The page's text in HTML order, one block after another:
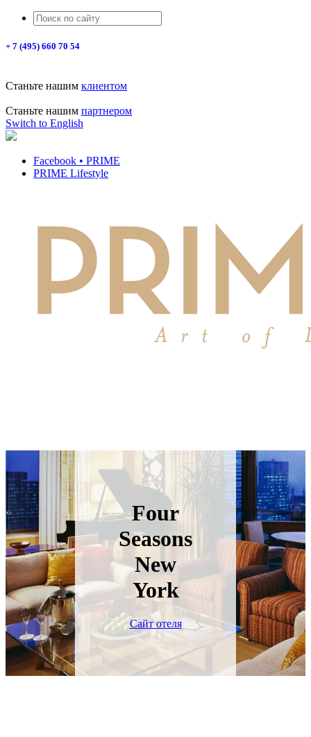
+ 7 (495) 660 70 54
Станьте нашим клиентом
Станьте нашим партнером
Switch to English
Facebook • PRIME
PRIME Lifestyle
Four
Seasons
New
York
Сайт отеля